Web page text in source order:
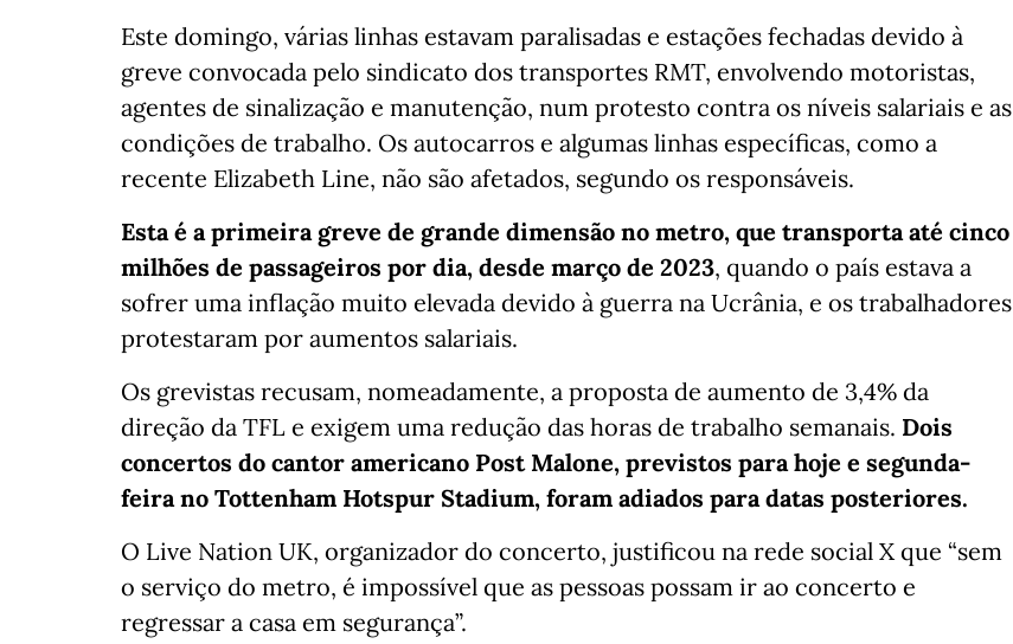
Este domingo, várias linhas estavam paralisadas e estações fechadas devido à
greve convocada pelo sindicato dos transportes RMT, envolvendo motoristas,
agentes de sinalização e manutenção, num protesto contra os níveis salariais e as
condições de trabalho. Os autocarros e algumas linhas específicas, como a
recente Elizabeth Line, não são afetados, segundo os responsáveis.
Esta é a primeira greve de grande dimensão no metro, que transporta até cinco
milhões de passageiros por dia, desde março de 2023, quando o país estava a
sofrer uma inflação muito elevada devido à guerra na Ucrânia, e os trabalhadores
protestaram por aumentos salariais.
Os grevistas recusam, nomeadamente, a proposta de aumento de 3,4% da
direção da TFL e exigem uma redução das horas de trabalho semanais. Dois
concertos do cantor americano Post Malone, previstos para hoje e segunda-
feira no Tottenham Hotspur Stadium, foram adiados para datas posteriores.
O Live Nation UK, organizador do concerto, justificou na rede social X que “sem
o serviço do metro, é impossível que as pessoas possam ir ao concerto e
regressar a casa em segurança”.